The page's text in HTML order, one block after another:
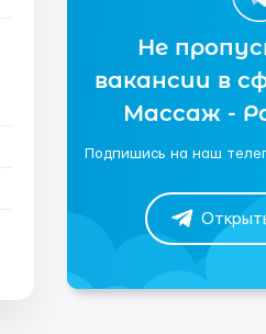
Не
вакансии в
Массаж -
Подпишись на наш